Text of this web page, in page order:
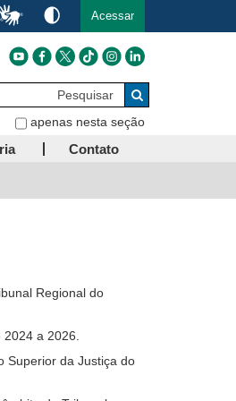
Acessar
Pesquisar
Buscar
apenas nesta seção
Contato
Regional do
a 2026.
Superior da Justiça do